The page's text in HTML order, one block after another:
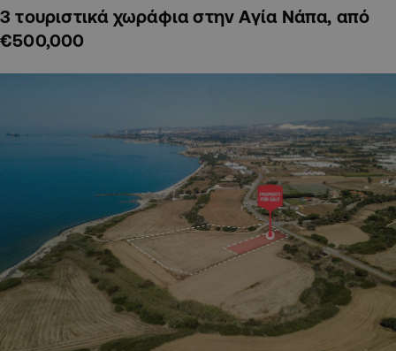
3 τουριστικά χωράφια στην Αγία Νάπα, από
€500,000